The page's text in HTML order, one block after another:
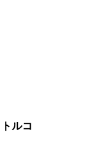
ルコ